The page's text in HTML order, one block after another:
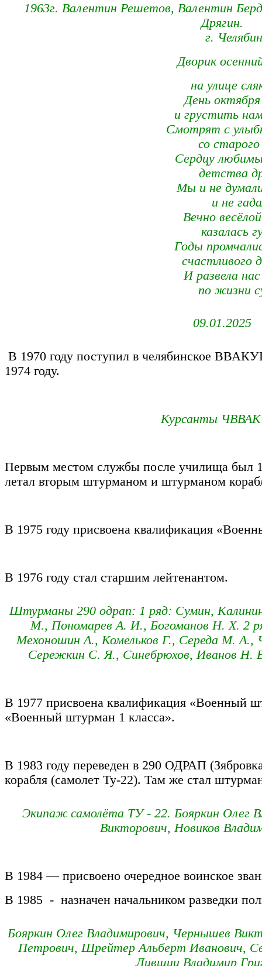
1963г. Валентин Решетов, Валентин
Дрягин.
г.
Дворик
на улице
День октября
и грустить нам
Смотрят с
со старого
Cердцу
детства
Мы и не
и не
Вечно весёлой
казалась
Годы
счастливого
И развела нас
по жизни
09.01.2025
В 1970 году поступил в челябинское
1974 году.
Курсанты
Первым местом службы после училища был
летал вторым штурманом и штурманом
В 1975 году присвоена квалификация
В 1976 году стал старшим лейтенантом.
Штурманы 290 одрап: 1 ряд: Сумин,
М., Пономарев А. И., Богоманов Н. Х. 2
Мехоношин А., Комельков Г., Середа М. А.,
Сережкин С. Я., Синебрюхов, Иванов Н.
В 1977 присвоена квалификация «Военный
«Военный штурман 1 класса».
В 1983 году переведен в 290 ОДРАП
корабля (самолет Ту-22). Там же стал
Экипаж самолёта ТУ - 22. Бояркин Олег
Викторович, Новиков
В 1984 — присвоено очередное воинское
В 1985 - назначен начальником разведки
Бояркин Олег Владимирович, Чернышев
Петрович, Шрейтер Альберт Иванович,
Лившиц Владимир